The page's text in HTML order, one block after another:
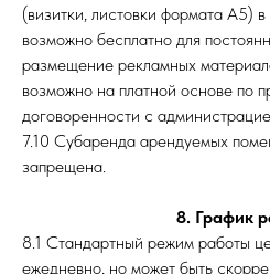
(визитки, листовки формата А5)
возможно бесплатно для
размещение рекламных
возможно на платной основе по
договоренности с
7.10 Субаренда арендуемых
запрещена.
8. График
8.1 Стандартный режим работы
ежедневно, но может быть